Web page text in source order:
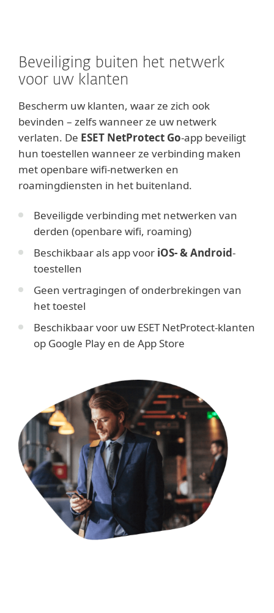
Beveiliging buiten het netwerk
voor uw klanten
Bescherm uw klanten, waar ze zich ook
bevinden – zelfs wanneer ze uw netwerk
verlaten. De ESET NetProtect Go-app beveiligt
hun toestellen wanneer ze verbinding maken
met openbare wifi-netwerken en
roamingdiensten in het buitenland.
Beveiligde verbinding met netwerken van
derden (openbare wifi, roaming)
Beschikbaar als app voor iOS- & Android-
toestellen
Geen vertragingen of onderbrekingen van
het toestel
Beschikbaar voor uw ESET NetProtect-klanten
op Google Play en de App Store